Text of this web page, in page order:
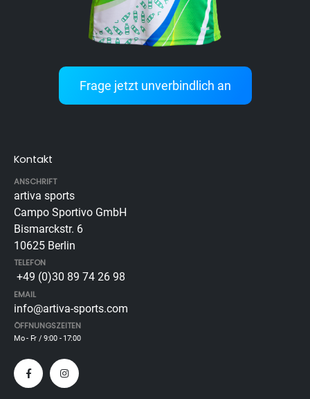
Frage jetzt unverbindlich an
Kontakt
ANSCHRIFT
artiva sports
Campo Sportivo GmbH
Bismarckstr. 6
10625 Berlin
TELEFON
+49 (0)30 89 74 26 98
EMAIL
info@artiva-sports.com
ÖFFNUNGSZEITEN
Mo - Fr / 9:00 - 17:00